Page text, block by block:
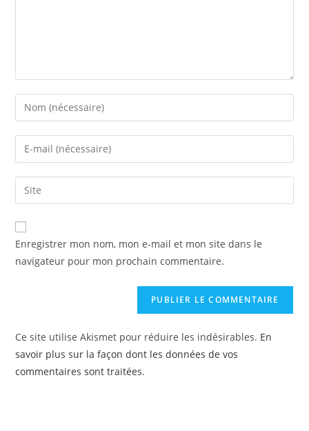
Enregistrer mon nom, mon e-mail et mon site dans le
navigateur pour mon prochain commentaire.
Ce site utilise Akismet pour réduire les indésirables. En
savoir plus sur la façon dont les données de vos
commentaires sont traitées.